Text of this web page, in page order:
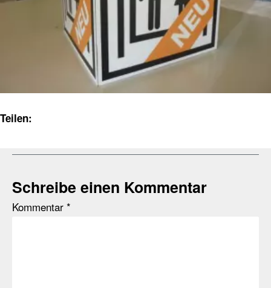
Teilen:
Schreibe einen Kommentar
Kommentar *